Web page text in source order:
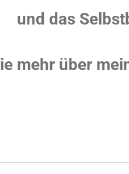
und das
mehr über